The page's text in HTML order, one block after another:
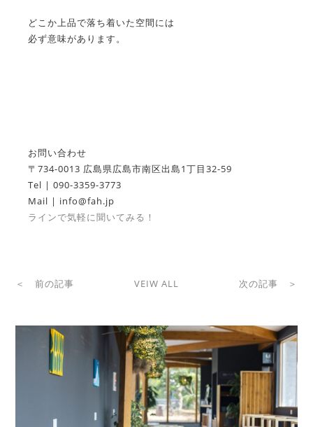
どこか上品で落ち着いた空間には
必ず意味があります。
お問い合わせ
〒734-0013 ​広島県広島市南区出島1丁目32-59
Tel | 090-3359-3773
​Mail | info@fah.jp
ラインで気軽に聞いてみる！
＜ 前の記事 VEIW ALL 次の記事 ＞